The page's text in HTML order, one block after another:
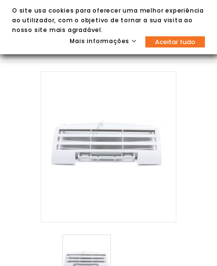

O site usa cookies para oferecer uma melhor experiência
ao utilizador, com o objetivo de tornar a sua visita ao
nosso site mais agradável.
Mais informações
Aceitar tudo